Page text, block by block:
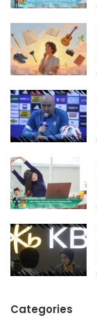
Categories